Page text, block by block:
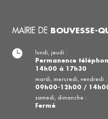
MAIRIE DE BOUVESSE-
lundi, jeudi :
Permanence
14h00 à 17h30
mardi, mercredi, vendredi :
09h00-12h00 /
samedi, dimanche :
Fermé